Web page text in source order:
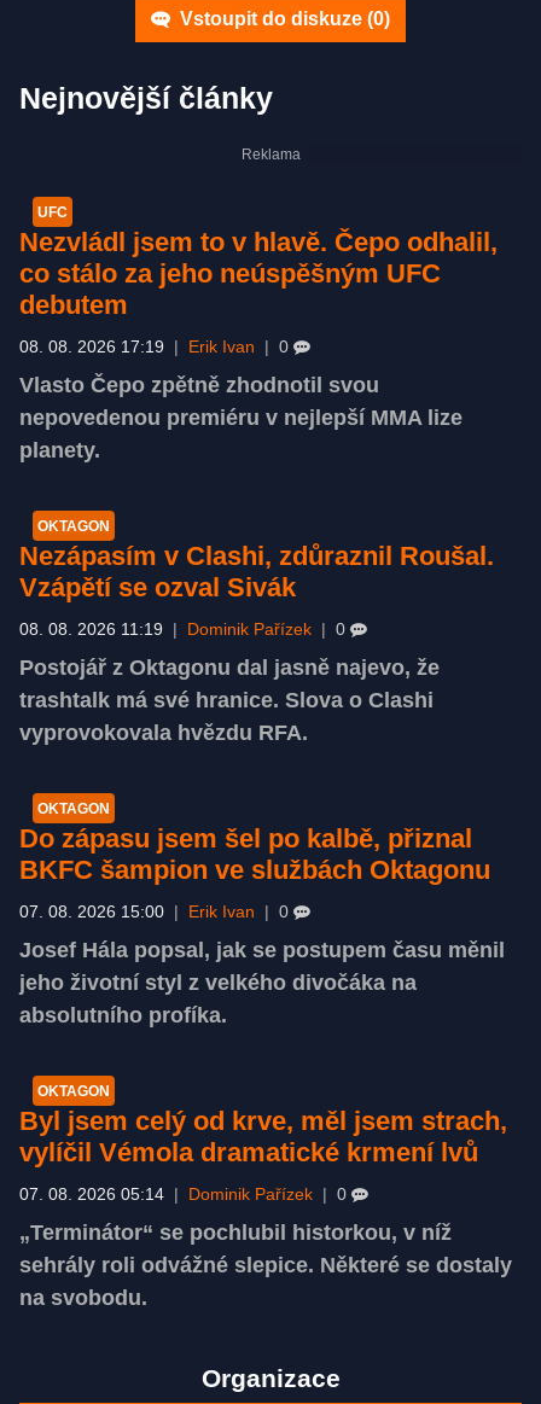
Vstoupit do diskuze (0)
Nejnovější články
UFC
Nezvládl jsem to v hlavě. Čepo odhalil,
co stálo za jeho neúspěšným UFC
debutem
08. 08. 2026 17:19 Erik Ivan 0
Vlasto Čepo zpětně zhodnotil svou
nepovedenou premiéru v nejlepší MMA lize
planety.
OKTAGON
Nezápasím v Clashi, zdůraznil Roušal.
Vzápětí se ozval Sivák
08. 08. 2026 11:19 Dominik Pařízek 0
Postojář z Oktagonu dal jasně najevo, že
trashtalk má své hranice. Slova o Clashi
vyprovokovala hvězdu RFA.
OKTAGON
Do zápasu jsem šel po kalbě, přiznal
BKFC šampion ve službách Oktagonu
07. 08. 2026 15:00 Erik Ivan 0
Josef Hála popsal, jak se postupem času měnil
jeho životní styl z velkého divočáka na
absolutního profíka.
OKTAGON
Byl jsem celý od krve, měl jsem strach,
vylíčil Vémola dramatické krmení lvů
07. 08. 2026 05:14 Dominik Pařízek 0
„Terminátor“ se pochlubil historkou, v níž
sehrály roli odvážné slepice. Některé se dostaly
na svobodu.
Organizace